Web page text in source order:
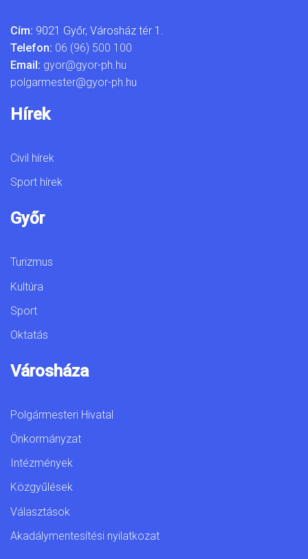
Cím: 9021 Győr, Városház tér 1.
Telefon: 06 (96) 500 100
Email: gyor@gyor-ph.hu
polgarmester@gyor-ph.hu
Hírek
Civil hírek
Sport hírek
Győr
Turizmus
Kultúra
Sport
Oktatás
Városháza
Polgármesteri Hivatal
Önkormányzat
Intézmények
Közgyűlések
Választások
Akadálymentesítési nyilatkozat